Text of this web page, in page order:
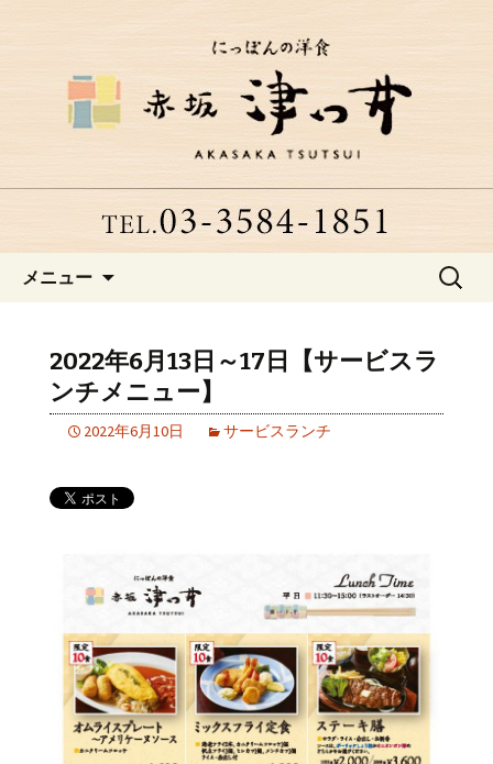
赤坂にある老舗洋食店「津つ
井」からのお知らせ
メニュー
検
2022年6月13日～17日【サービスラ
ンチメニュー】
2022年6月10日 サービスランチ